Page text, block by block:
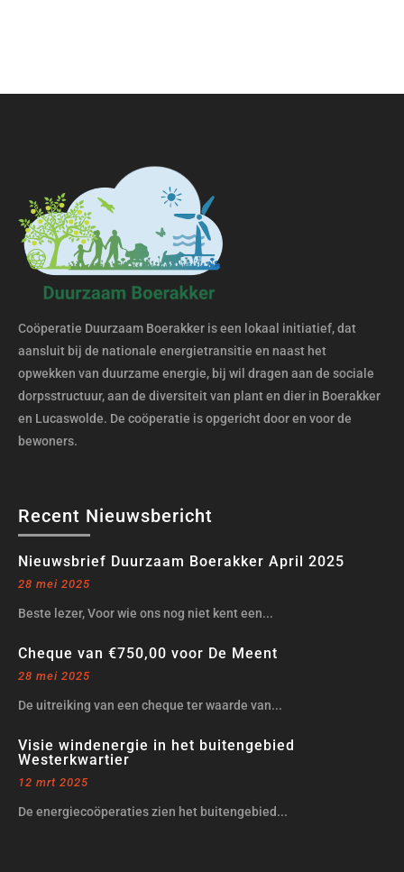
Coöperatie Duurzaam Boerakker is een lokaal initiatief, dat
aansluit bij de nationale energietransitie en naast het
opwekken van duurzame energie, bij wil dragen aan de sociale
dorpsstructuur, aan de diversiteit van plant en dier in Boerakker
en Lucaswolde. De coöperatie is opgericht door en voor de
bewoners.
Recent Nieuwsbericht
Nieuwsbrief Duurzaam Boerakker April 2025
28 mei 2025
Beste lezer, Voor wie ons nog niet kent een...
Cheque van €750,00 voor De Meent
28 mei 2025
De uitreiking van een cheque ter waarde van...
Visie windenergie in het buitengebied
Westerkwartier
12 mrt 2025
De energiecoöperaties zien het buitengebied...